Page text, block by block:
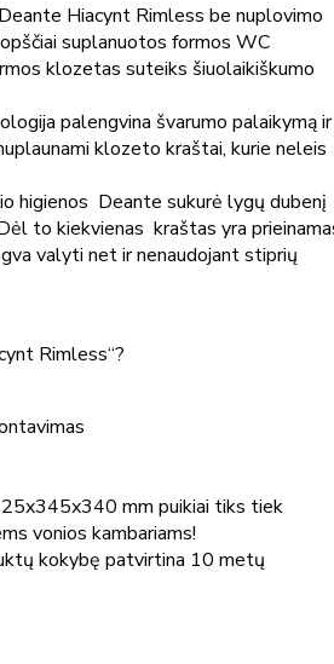
Hiacynt Rimless be nuplovimo
suplanuotos formos WC
klozetas suteiks šiuolaikiškumo
palengvina švarumo palaikymą ir
klozeto kraštai, kurie neleis
higienos Deante sukurė lygų dubenį
to kiekvienas kraštas yra
valyti net ir nenaudojant stiprių
Rimless“?
mm puikiai tiks tiek
vonios kambariams!
kokybę patvirtina 10 metų